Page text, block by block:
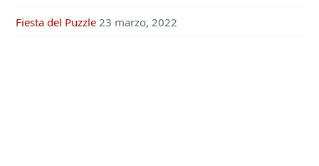
Fiesta del Puzzle 23 marzo, 2022